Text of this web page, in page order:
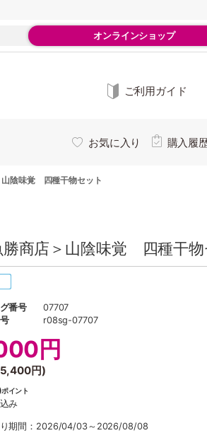
オンラインショップ
ご利用ガイド
お気に入り 購入履
山陰味覚 四種干物セット
勝商店＞山陰味覚 四種干
番号
07707
r08sg-07707
円
5,400円)
ポイント
み
期間：2026/04/03～2026/08/08